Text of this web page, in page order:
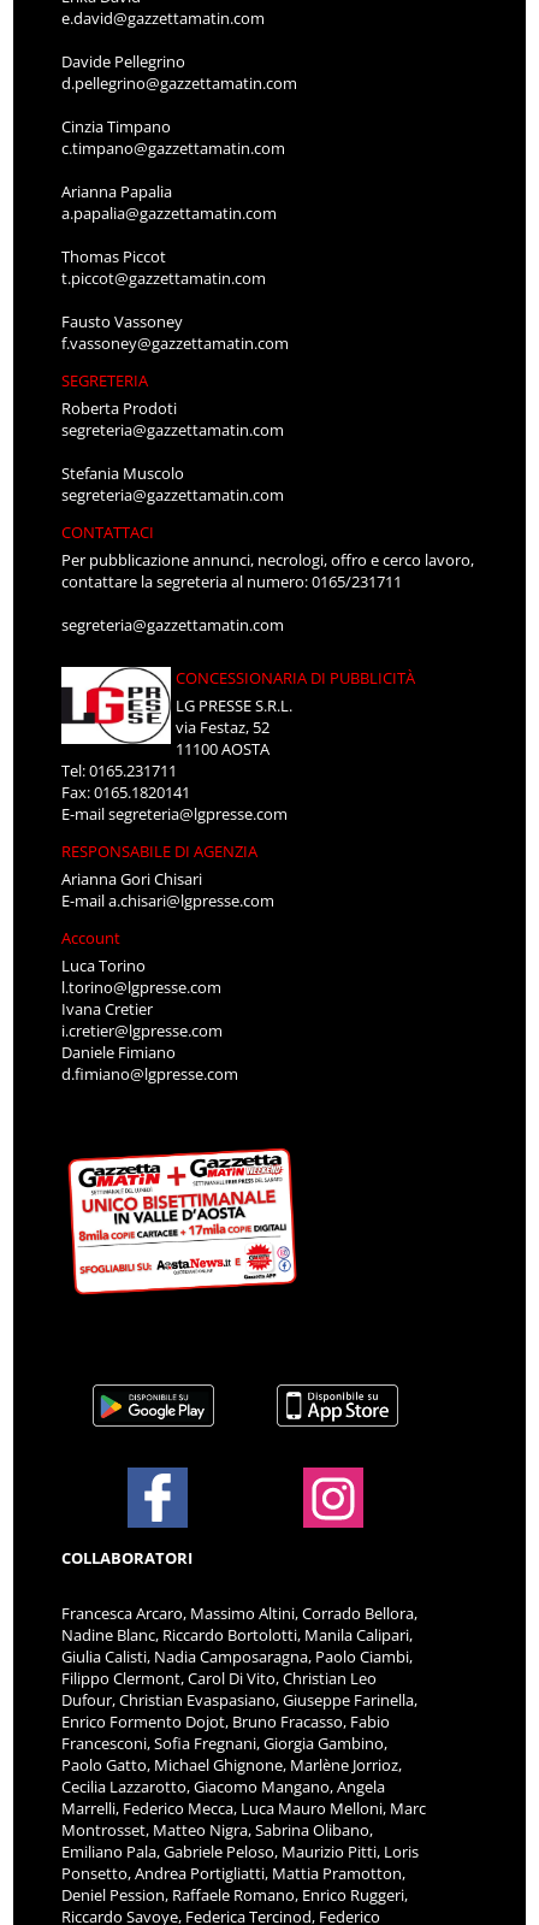
e.david@gazzettamatin.com
Davide Pellegrino
d.pellegrino@gazzettamatin.com
Cinzia Timpano
c.timpano@gazzettamatin.com
Arianna Papalia
a.papalia@gazzettamatin.com
Thomas Piccot
t.piccot@gazzettamatin.com
Fausto Vassoney
f.vassoney@gazzettamatin.com
SEGRETERIA
Roberta Prodoti
segreteria@gazzettamatin.com
Stefania Muscolo
segreteria@gazzettamatin.com
CONTATTACI
Per pubblicazione annunci, necrologi, offro e cerco lavoro,
contattare la segreteria al numero: 0165/231711
segreteria@gazzettamatin.com
CONCESSIONARIA DI PUBBLICITÀ
LG PRESSE S.R.L.
via Festaz, 52
11100 AOSTA
Tel: 0165.231711
Fax: 0165.1820141
E-mailsegreteria@lgpresse.com
RESPONSABILE DI AGENZIA
Arianna Gori Chisari
E-maila.chisari@lgpresse.com
Account
Luca Torino
l.torino@lgpresse.com
Ivana Cretier
i.cretier@lgpresse.com
Daniele Fimiano
d.fimiano@lgpresse.com
COLLABORATORI
Francesca Arcaro, Massimo Altini, Corrado Bellora,
Nadine Blanc, Riccardo Bortolotti, Manila Calipari,
Giulia Calisti, Nadia Camposaragna, Paolo Ciambi,
Filippo Clermont, Carol Di Vito, Christian Leo
Dufour, Christian Evaspasiano, Giuseppe Farinella,
Enrico Formento Dojot, Bruno Fracasso, Fabio
Francesconi, Sofia Fregnani, Giorgia Gambino,
Paolo Gatto, Michael Ghignone, Marlène Jorrioz,
Cecilia Lazzarotto, Giacomo Mangano, Angela
Marrelli, Federico Mecca, Luca Mauro Melloni, Marc
Montrosset, Matteo Nigra, Sabrina Olibano,
Emiliano Pala, Gabriele Peloso, Maurizio Pitti, Loris
Ponsetto, Andrea Portigliatti, Mattia Pramotton,
Deniel Pession, Raffaele Romano, Enrico Ruggeri,
Riccardo Savoye, Federica Tercinod, Federico